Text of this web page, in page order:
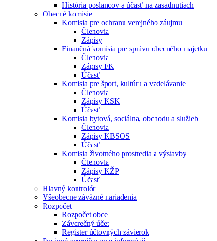
História poslancov a účasť na zasadnutiach
Obecné komisie
Komisia pre ochranu verejného záujmu
Členovia
Zápisy
Finančná komisia pre správu obecného majetku
Členovia
Zápisy FK
Účasť
Komisia pre šport, kultúru a vzdelávanie
Členovia
Zápisy KSK
Účasť
Komisia bytová, sociálna, obchodu a služieb
Členovia
Zápisy KBSOS
Účasť
Komisia životného prostredia a výstavby
Členovia
Zápisy KŽP
Účasť
Hlavný kontrolór
Všeobecne záväzné nariadenia
Rozpočet
Rozpočet obce
Záverečný účet
Register účtovných závierok